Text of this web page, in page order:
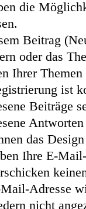
die
Beitrag
oder das
Ihrer
ist
Beiträge
das
Ihre E-
Adresse
nicht